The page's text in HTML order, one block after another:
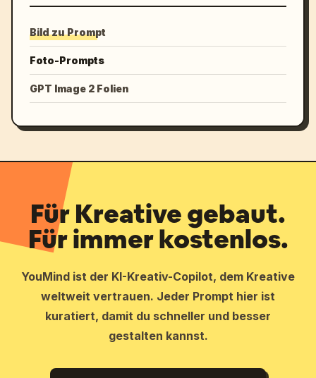
Bild zu Prompt
Foto-Prompts
GPT Image 2 Folien
Für Kreative gebaut.
Für immer kostenlos.
YouMind ist der KI-Kreativ-Copilot, dem Kreative
weltweit vertrauen. Jeder Prompt hier ist
kuratiert, damit du schneller und besser
gestalten kannst.